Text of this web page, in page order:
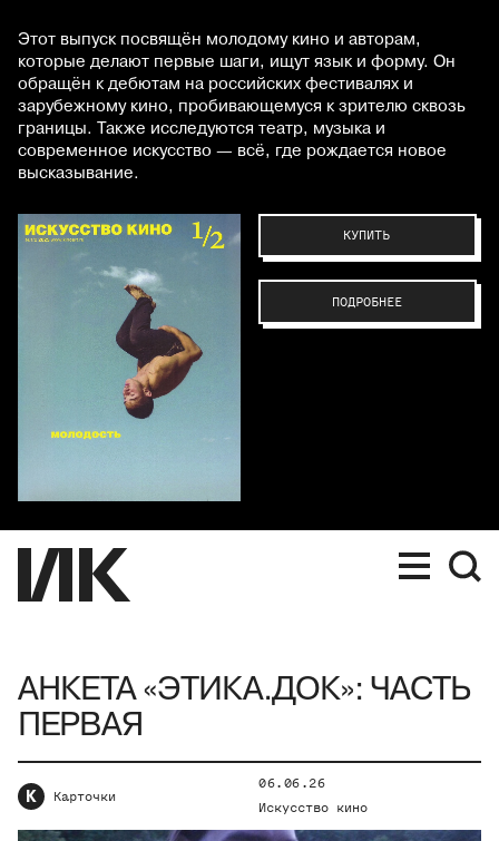
Этот выпуск посвящён молодому кино и авторам,
которые делают первые шаги, ищут язык и форму. Он
обращён к дебютам на российских фестивалях и
зарубежному кино, пробивающемуся к зрителю сквозь
границы. Также исследуются театр, музыка и
современное искусство — всё, где рождается новое
высказывание.
КУПИТЬ
ПОДРОБНЕЕ
АНКЕТА «ЭТИКА.ДОК»: ЧАСТЬ
ПЕРВАЯ
К Карточки
06.06.26
Искусство кино